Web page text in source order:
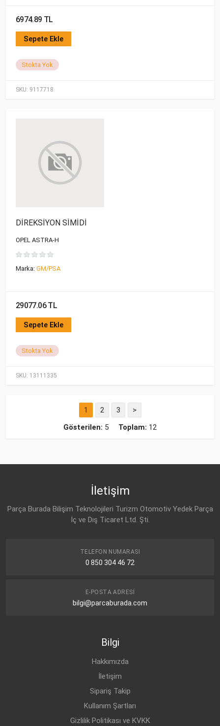
SKU: 9117718
6974.89 TL
Sepete Ekle
Stokta Yok
SKU: 13111335
DİREKSİYON SİMİDİ
OPEL ASTRA-H
Marka: GM/PSA
29077.06 TL
Sepete Ekle
Stokta Yok
1 2 3
>
Gösterilen: 5 Toplam: 12
İletişim
Parça Burada Bilişim Teknolojileri Turizm Otomotiv Yedek Parça
İç ve Dış Ticaret Ltd. Şti.
TELEFON NUMARASI
0 850 304 46 72
E-POSTA ADRESI
bilgi@parcaburada.com
Bilgi
Hakkımızda
İletişim
Sipariş Takip
Kullanım Şartları
Gizlilik Politikası ve KVKK